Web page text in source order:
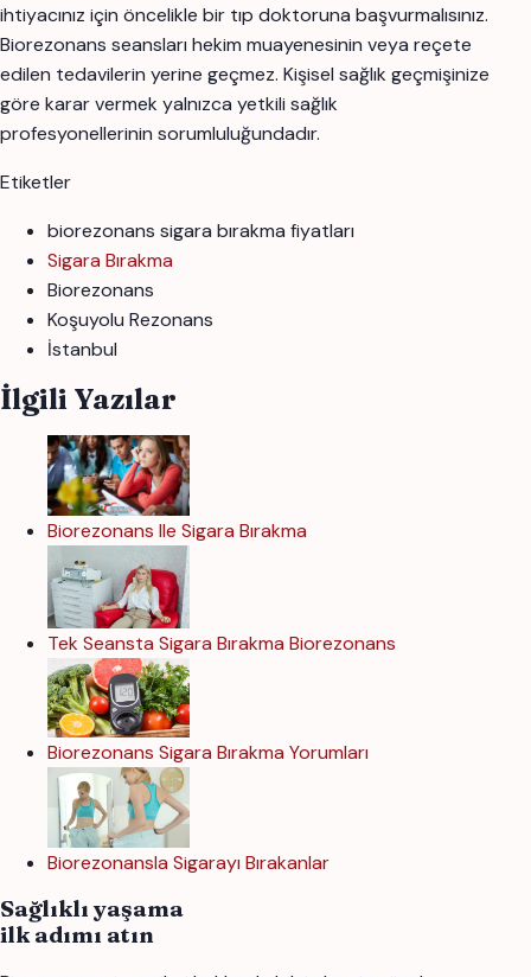
ihtiyacınız için öncelikle bir tıp doktoruna başvurmalısınız.
Biorezonans seansları hekim muayenesinin veya reçete
edilen tedavilerin yerine geçmez. Kişisel sağlık geçmişinize
göre karar vermek yalnızca yetkili sağlık
profesyonellerinin sorumluluğundadır.
Etiketler
biorezonans sigara bırakma fiyatları
Sigara Bırakma
Biorezonans
Koşuyolu Rezonans
İstanbul
İlgili Yazılar
Biorezonans Ile Sigara Bırakma
Tek Seansta Sigara Bırakma Biorezonans
Biorezonans Sigara Bırakma Yorumları
Biorezonansla Sigarayı Bırakanlar
Sağlıklı yaşama
ilk adımı atın